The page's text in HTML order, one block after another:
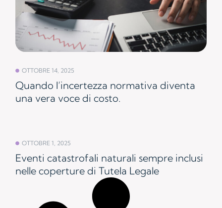
OTTOBRE 14, 2025
Quando l’incertezza normativa diventa
una vera voce di costo.
OTTOBRE 1, 2025
Eventi catastrofali naturali sempre inclusi
nelle coperture di Tutela Legale